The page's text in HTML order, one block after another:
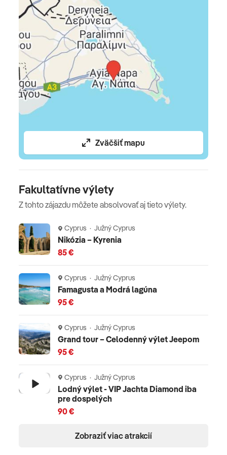
***
Zväčšiť mapu
Fakultatívne výlety
Z tohto zájazdu môžete absolvovať aj tieto výlety.
Cyprus · Južný Cyprus
Nikózia – Kyrenia
85 €
Cyprus · Južný Cyprus
Famagusta a Modrá lagúna
95 €
Cyprus · Južný Cyprus
Grand tour – Celodenný výlet Jeepom
95 €
Cyprus · Južný Cyprus
Lodný výlet - VIP Jachta Diamond iba
pre dospelých
90 €
Zobraziť viac atrakcií